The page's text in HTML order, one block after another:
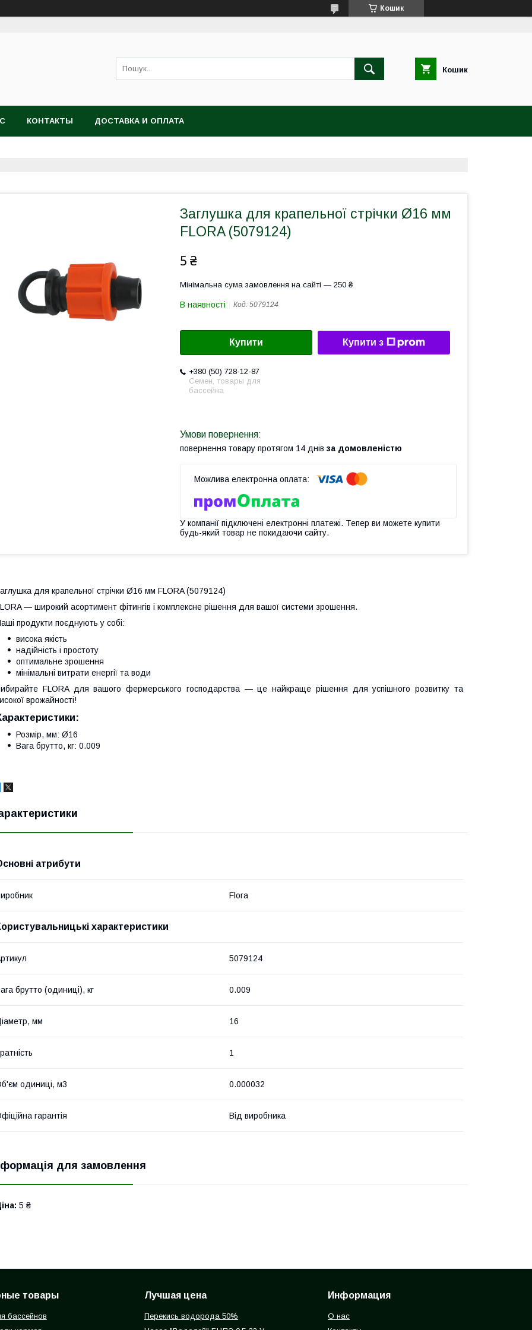
Кошик
Кошик
КОНТАКТЫ ДОСТАВКА И ОПЛАТА
Заглушка для крапельної стрічки Ø16 мм
FLORA (5079124)
5 ₴
Мінімальна сума замовлення на сайті — 250 ₴
В наявності Код: 5079124
Купити Купити з
+380 (50) 728-12-87
Семен, товары для
бассейна
повернення товару протягом 14 днів за домовленістю
У компанії підключені електронні платежі. Тепер ви можете купити
будь-який товар не покидаючи сайту.
для крапельної стрічки Ø16 мм FLORA (5079124)
— широкий асортимент фітингів і комплексне рішення для вашої системи зрошення.
продукти поєднують у собі:
висока якість
надійність і простоту
оптимальне зрошення
мінімальні витрати енергії та води
FLORA для вашого фермерського господарства — це найкраще рішення для успішного розвитку та
врожайності!
Розмір, мм: Ø16
Вага брутто, кг: 0.009
атрибути
Flora
характеристики
5079124
брутто (одиниці), кг 0.009
мм 16
1
одиниці, м3 0.000032
гарантія Від виробника
для замовлення
5 ₴
товары
бассейнов
Лучшая цена
Перекись водорода 50%
Информация
О нас